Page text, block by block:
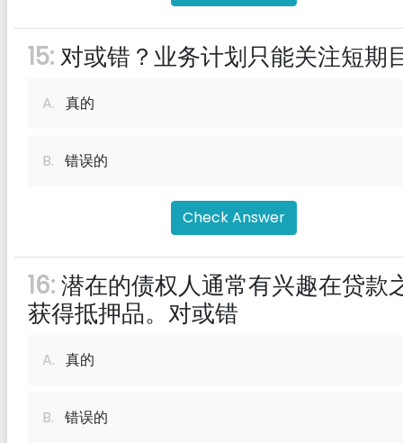
15:对或错？业务计划只能关注短期
A. 真的
B. 错误的
Check Answer
16:潜在的债权人通常有兴趣在贷款
获得抵押品。对或错
A. 真的
B. 错误的